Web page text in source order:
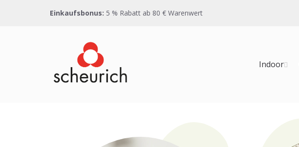
Direkt
Einkaufsbonus: 5 % Rabatt ab 80 € Warenwert
Indoor